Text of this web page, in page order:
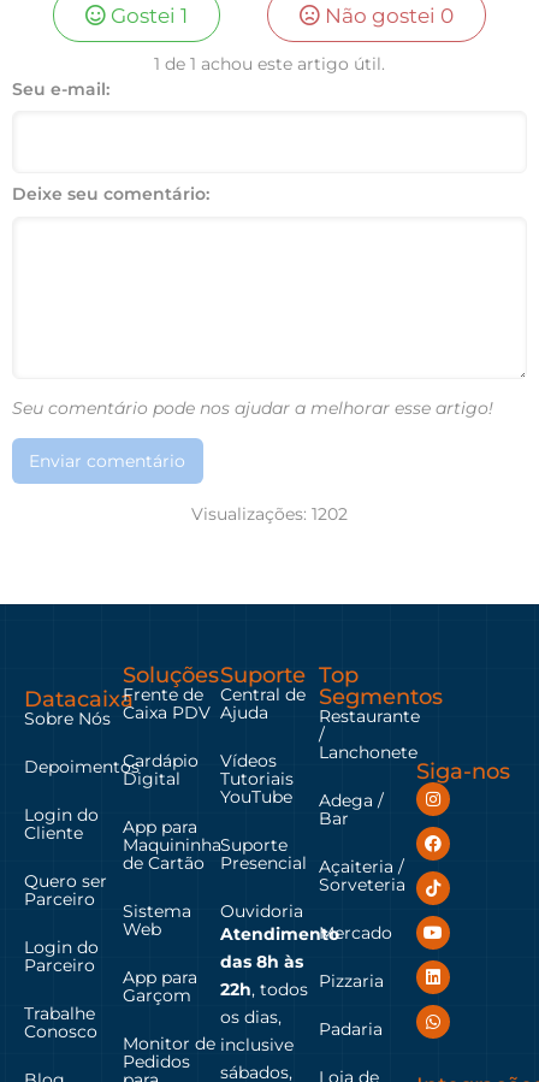
Gostei1 Não gostei 0
1 de 1 achou este artigo útil.
Seu e-mail:
Deixe seu comentário:
Seu comentário pode nos ajudar a melhorar esse artigo!
Enviar comentário
Visualizações: 1202
Datacaixa
Sobre Nós
Depoimentos
Login do
Cliente
Quero ser
Parceiro
Login do
Parceiro
Trabalhe
Conosco
Soluções
Frente de
Caixa PDV
Cardápio
Digital
App para
Maquininha
de Cartão
Sistema
Web
App para
Garçom
Monitor de
Pedidos
Suporte
Central de
Ajuda
Vídeos
Tutoriais
YouTube
Suporte
Presencial
Ouvidoria
Atendimento
das 8h às
22h, todos
os dias,
inclusive
sábados,
Top
Segmentos
Restaurante
/
Lanchonete
Adega /
Bar
Açaiteria /
Sorveteria
Mercado
Pizzaria
Padaria
Loja de
Siga-nos